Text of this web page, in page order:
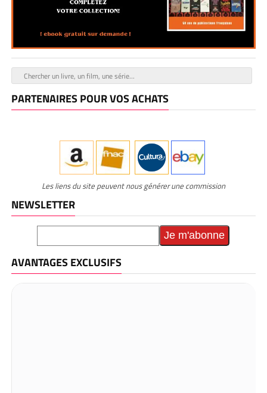
PARTENAIRES POUR VOS ACHATS
Les liens du site peuvent nous générer une commission
NEWSLETTER
AVANTAGES EXCLUSIFS